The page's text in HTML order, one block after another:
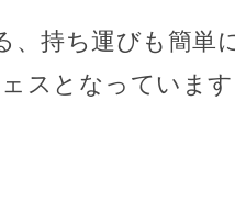
、持ち運びも簡単
スとなっていま